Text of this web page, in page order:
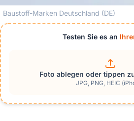
Baustoff-Marken Deutschland (DE)
Testen Sie es an
Foto ablegen oder tippen
JPG, PNG, HEIC